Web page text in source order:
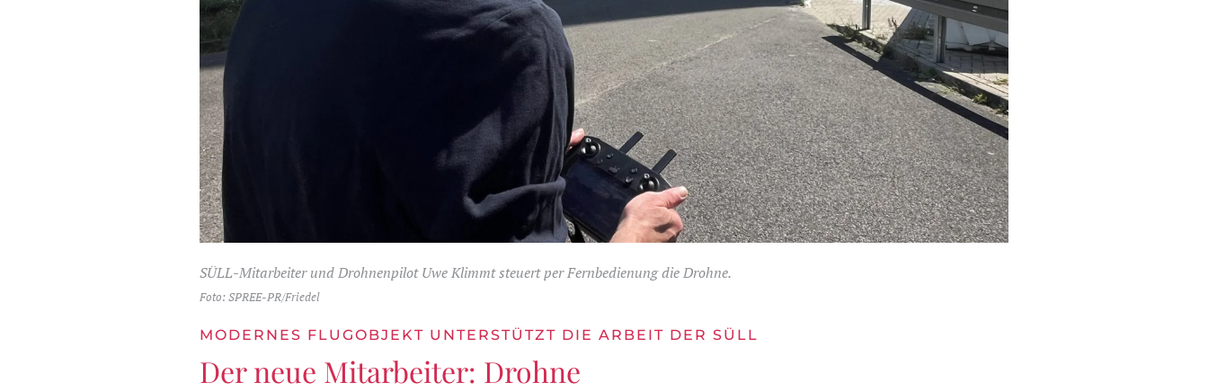
SÜLL-Mitarbeiter und Drohnenpilot Uwe Klimmt steuert per Fernbedienung die Drohne.
Foto: SPREE-PR/Friedel
MODERNES FLUGOBJEKT UNTERSTÜTZT DIE ARBEIT DER SÜLL
Der neue Mitarbeiter: Drohne